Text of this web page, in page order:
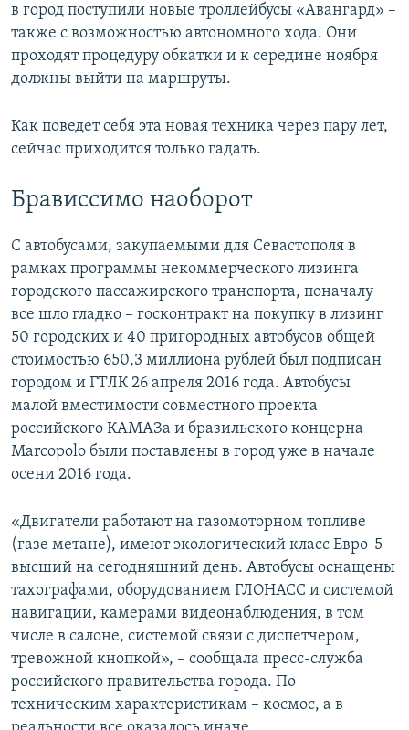
в город поступили новые троллейбусы «Авангард» –
также с возможностью автономного хода. Они
проходят процедуру обкатки и к середине ноября
должны выйти на маршруты.
Как поведет себя эта новая техника через пару лет,
сейчас приходится только гадать.
Брависсимо наоборот
С автобусами, закупаемыми для Севастополя в
рамках программы некоммерческого лизинга
городского пассажирского транспорта, поначалу
все шло гладко – госконтракт на покупку в лизинг
50 городских и 40 пригородных автобусов общей
стоимостью 650,3 миллиона рублей был подписан
городом и ГТЛК 26 апреля 2016 года. Автобусы
малой вместимости совместного проекта
российского КАМАЗа и бразильского концерна
Marcopolo были поставлены в город уже в начале
осени 2016 года.
«Двигатели работают на газомоторном топливе
(газе метане), имеют экологический класс Евро-5 –
высший на сегодняшний день. Автобусы оснащены
тахографами, оборудованием ГЛОНАСС и системой
навигации, камерами видеонаблюдения, в том
числе в салоне, системой связи с диспетчером,
тревожной кнопкой», – сообщала пресс-служба
российского правительства города. По
техническим характеристикам – космос, а в